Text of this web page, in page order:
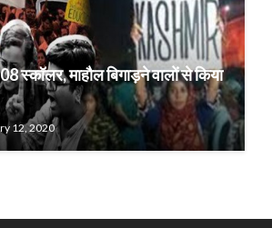
स्कॉलर, माहौल बिगाड़ने वालों से किया
12, 2020
पर लाठीचार्ज, कई नेता जख्मी
2023